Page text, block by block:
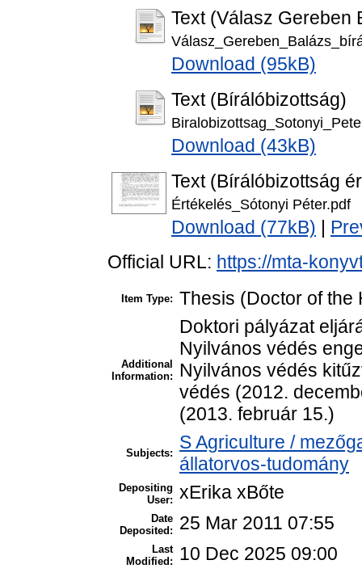
Text (Válasz Gereben
Download (95kB)
Text (Bírálóbizottság)
Download (43kB)
Text (Bírálóbizottság
Értékelés_Sótonyi Péter.pdf
Download (77kB)
Official URL: https://mta-
Item Type: Thesis (Doctor of the
Additional
Information:
Doktori pályázat
Nyilvános védés
Nyilvános védés
védés (2012.
(2013. február 15.)
Subjects:
S Agriculture /
állatorvos-tudomány
Depositing
User: xErika xBőte
Date
Deposited:
25 Mar 2011 07:55
Last
Modified:
10 Dec 2025 09:00